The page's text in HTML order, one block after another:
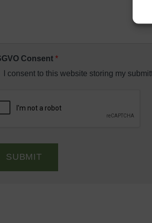
Consent *
I consent to this website storing my
SUBMIT